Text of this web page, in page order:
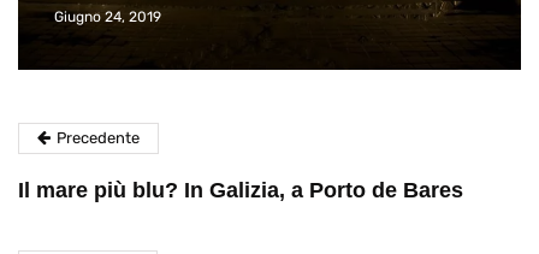
Giugno 24, 2019
Precedente
Il mare più blu? In Galizia, a Porto de Bares